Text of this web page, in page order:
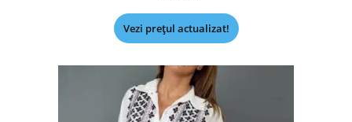
Vezi prețul actualizat!